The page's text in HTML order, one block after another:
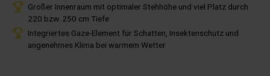
Großer Innenraum mit optimaler Stehhöhe und viel Platz durch
220 bzw. 250 cm Tiefe
Integriertes Gaze-Element für Schatten, Insektenschutz und
angenehmes Klima bei warmem Wetter